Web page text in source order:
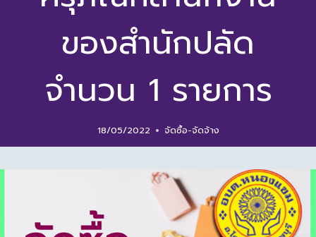
ของสำนักปลัด
จำนวน 1 รายการ
18/05/2022 จัดซื้อ-จัดจ้าง